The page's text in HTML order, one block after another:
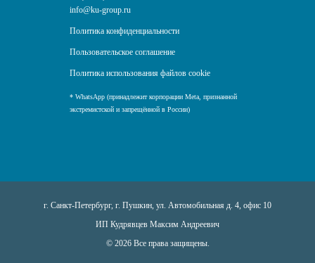
info@ku-group.ru
Политика конфиденциальности
Пользовательское соглашение
Политика использования файлов cookie
* WhatsApp (принадлежит корпорации Meta, признанной
экстремистской и запрещённой в России)
г. Санкт-Петербург, г. Пушкин, ул. Автомобильная д. 4, офис 10
ИП Кудрявцев Максим Андреевич
© 2026 Все права защищены.